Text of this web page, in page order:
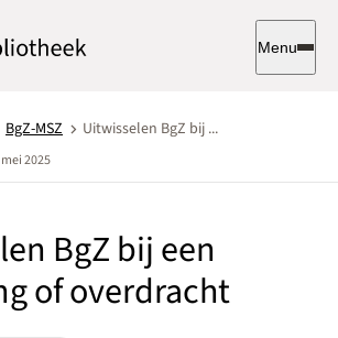
Menu
BgZ-MSZ Uitwisselen BgZ bij ...
2025
BgZ bij een
of overdracht